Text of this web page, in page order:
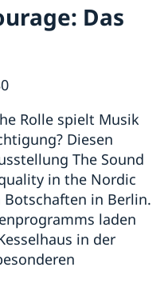
Gebäude
und Unternehmen
Das
Rolle spielt Musik
Diesen
The Sound
in the Nordic
in Berlin.
laden
in der